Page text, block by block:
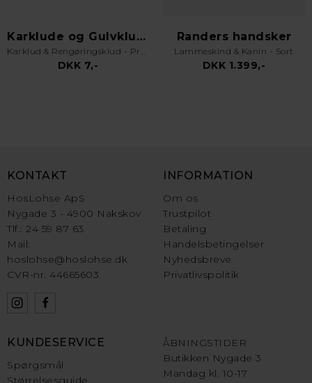
Karklude og Gulvklude
Karklud & Rengøringsklud - Pro Kvalitet - Valgfri Farve
DKK 7,-
Randers handsker
Lammeskind & Kanin - Sort
DKK 1.399,-
KONTAKT
HosLohse ApS
Nygade 3 - 4900 Nakskov
Tlf.: 24 59 87 63
Mail:
hoslohse@hoslohse.dk
CVR-nr. 44665603
INFORMATION
Om os
Trustpilot
Betaling
Handelsbetingelser
Nyhedsbreve
Privatlivspolitik
KUNDESERVICE
Spørgsmål
Størrelsesguide
ÅBNINGSTIDER
Butikken Nygade 3
Mandag kl. 10-17